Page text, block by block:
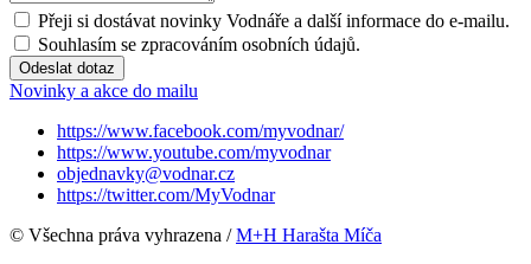
Přeji si dostávat novinky Vodnáře a další informace do e-mailu.
Souhlasím se zpracováním osobních údajů.
Odeslat dotaz
Novinky a akce do mailu
https://www.facebook.com/myvodnar/
https://www.youtube.com/myvodnar
objednavky@vodnar.cz
https://twitter.com/MyVodnar
© Všechna práva vyhrazena /M+H Harašta Míča